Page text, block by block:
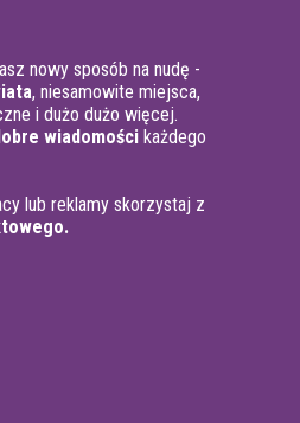
nowy sposób na nudę -
, niesamowite miejsca,
i dużo dużo więcej.
wiadomości każdego
lub reklamy skorzystaj z